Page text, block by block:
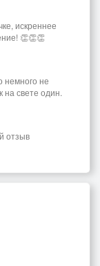
искреннее
👏👏👏
немного не
на свете один.
отзыв